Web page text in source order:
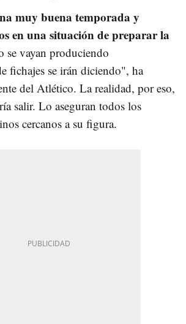
muy buena temporada y
en una situación de preparar la
se vayan produciendo
fichajes se irán diciendo", ha
del Atlético. La realidad, por eso,
salir. Lo aseguran todos los
cercanos a su figura.